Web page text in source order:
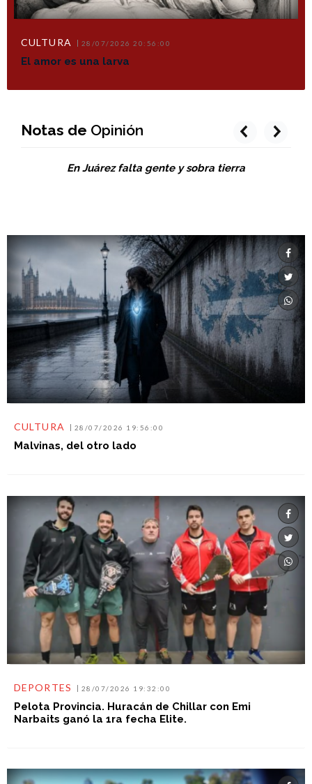
CULTURA 28/07/2026 20:56:00
El amor es una larva
Notas de Opinión
En Juárez falta gente y sobra tierra
prev next
CULTURA 28/07/2026 19:56:00
Malvinas, del otro lado
DEPORTES 28/07/2026 19:32:00
Pelota Provincia. Huracán de Chillar con Emi
Narbaits ganó la 1ra fecha Elite.